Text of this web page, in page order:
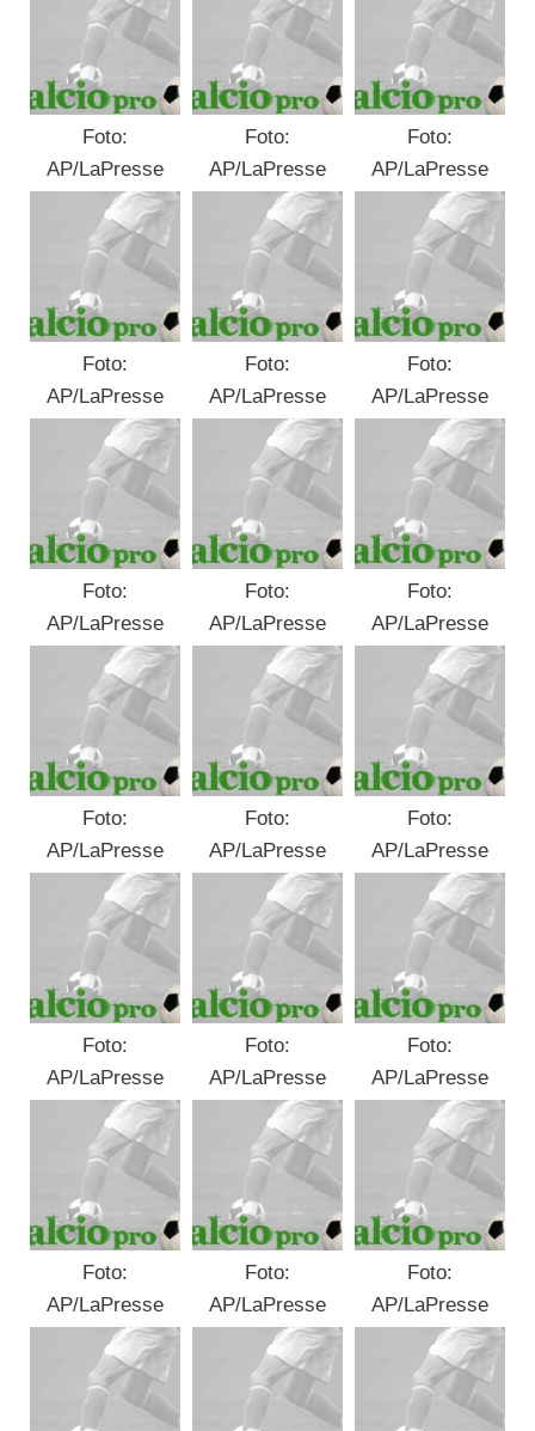
Foto:
AP/LaPresse
Foto:
AP/LaPresse
Foto:
AP/LaPresse
Foto:
AP/LaPresse
Foto:
AP/LaPresse
Foto:
AP/LaPresse
Foto:
AP/LaPresse
Foto:
AP/LaPresse
Foto:
AP/LaPresse
Foto:
AP/LaPresse
Foto:
AP/LaPresse
Foto:
AP/LaPresse
Foto:
AP/LaPresse
Foto:
AP/LaPresse
Foto:
AP/LaPresse
Foto:
AP/LaPresse
Foto:
AP/LaPresse
Foto:
AP/LaPresse